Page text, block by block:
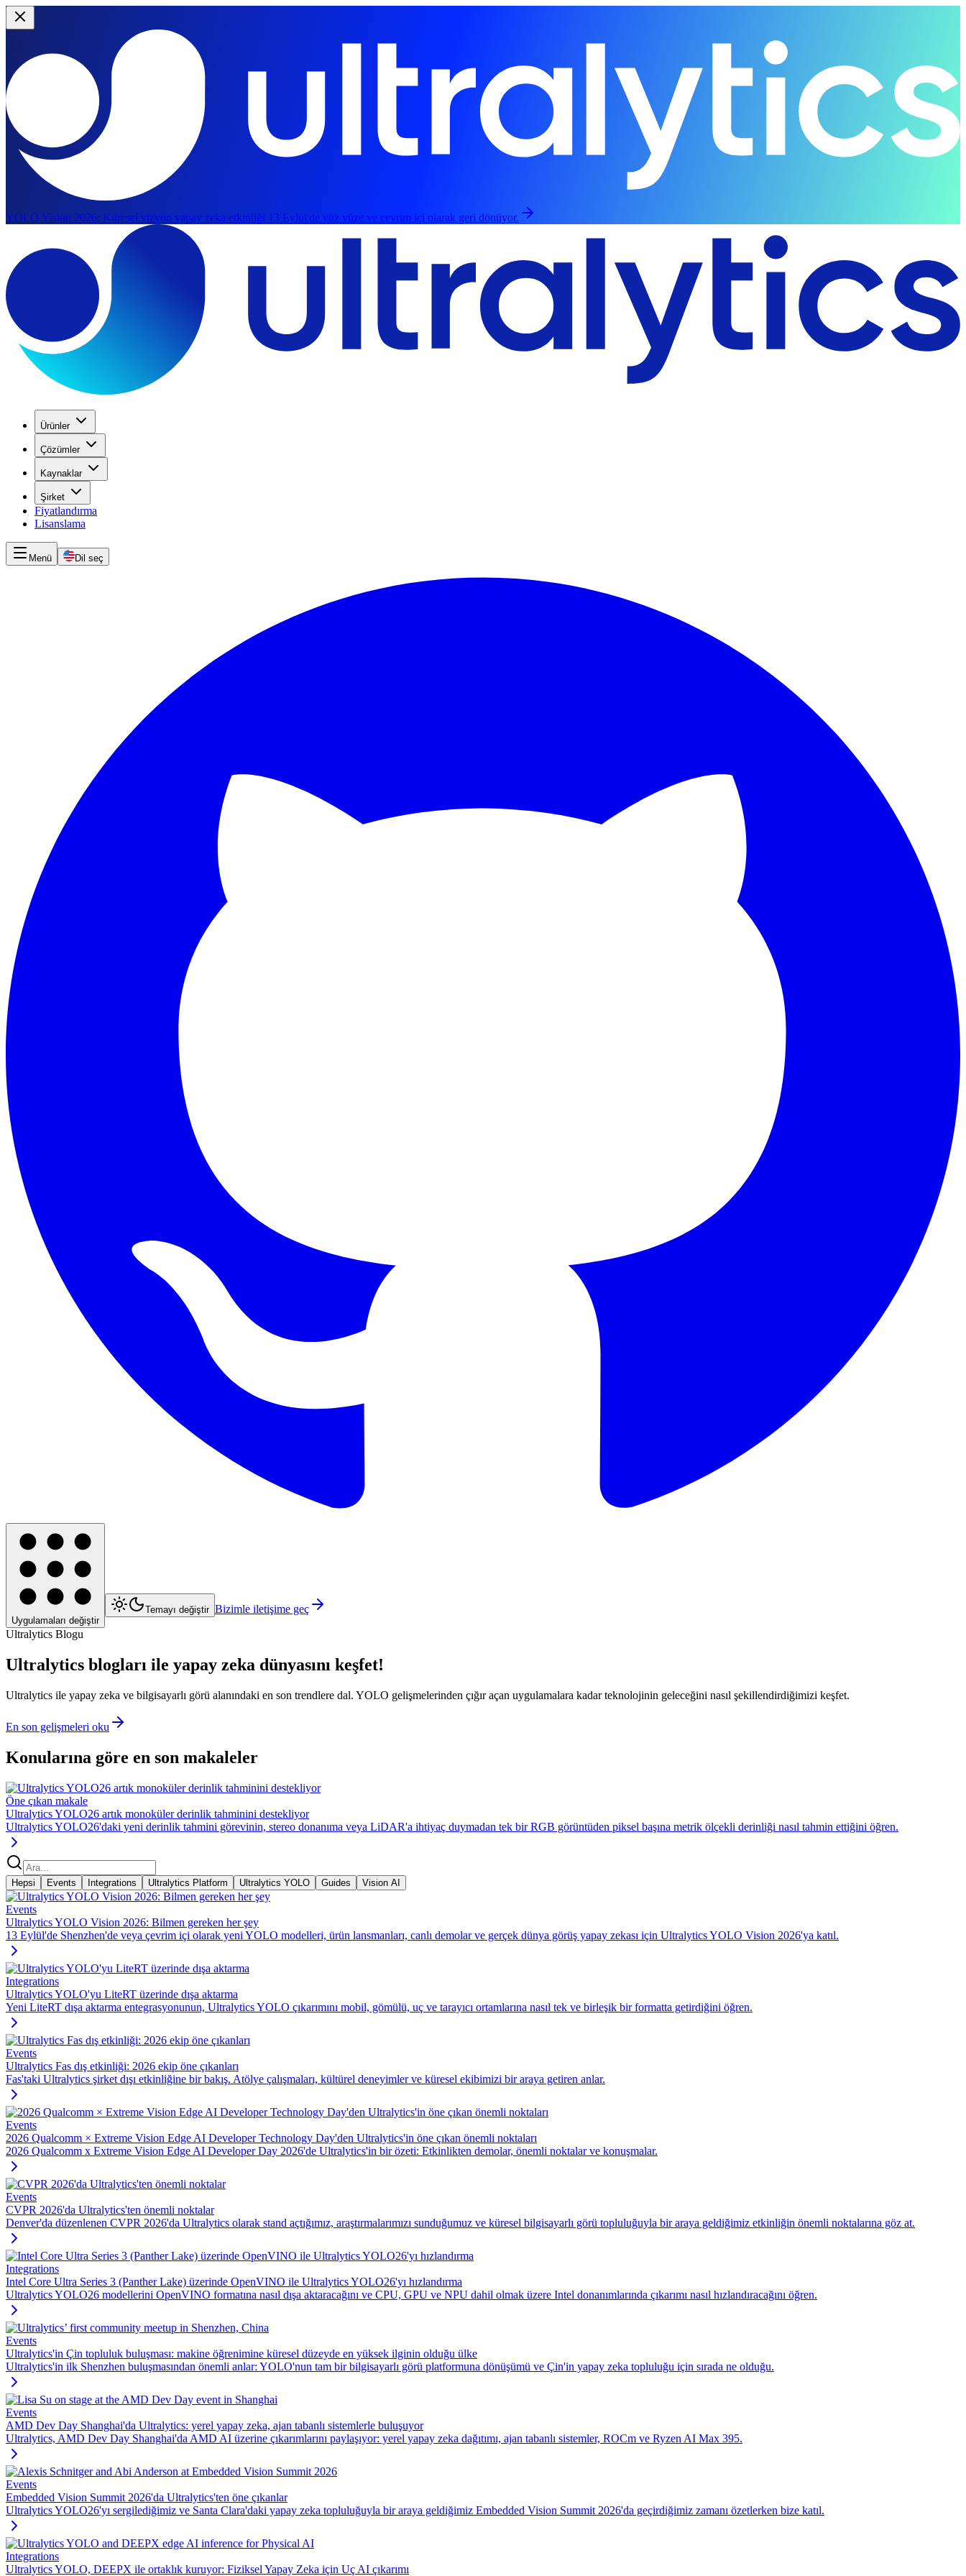
YOLO Vision 2026: Küresel vizyon yapay zeka etkinliği 13 Eylül'de yüz yüze ve çevrim içi olarak geri dönüyor.
Ürünler
Çözümler
Kaynaklar
Şirket
Fiyatlandırma
Lisanslama
Menü Dil seç
Uygulamaları değiştir
Temayı değiştir Bizimle iletişime geç
Ultralytics Blogu
Ultralytics blogları ile yapay zeka dünyasını keşfet!
Ultralytics ile yapay zeka ve bilgisayarlı görü alanındaki en son trendlere dal. YOLO gelişmelerinden çığır açan uygulamalara kadar teknolojinin geleceğini nasıl şekillendirdiğimizi keşfet.
En son gelişmeleri oku
Konularına göre en son makaleler
Öne çıkan makale
Ultralytics YOLO26 artık monoküler derinlik tahminini destekliyor
Ultralytics YOLO26'daki yeni derinlik tahmini görevinin, stereo donanıma veya LiDAR'a ihtiyaç duymadan tek bir RGB görüntüden piksel başına metrik ölçekli derinliği nasıl tahmin ettiğini öğren.
Hepsi Events Integrations Ultralytics Platform Ultralytics YOLO Guides Vision AI
Events
Ultralytics YOLO Vision 2026: Bilmen gereken her şey
13 Eylül'de Shenzhen'de veya çevrim içi olarak yeni YOLO modelleri, ürün lansmanları, canlı demolar ve gerçek dünya görüş yapay zekası için Ultralytics YOLO Vision 2026'ya katıl.
Integrations
Ultralytics YOLO'yu LiteRT üzerinde dışa aktarma
Yeni LiteRT dışa aktarma entegrasyonunun, Ultralytics YOLO çıkarımını mobil, gömülü, uç ve tarayıcı ortamlarına nasıl tek ve birleşik bir formatta getirdiğini öğren.
Events
Ultralytics Fas dış etkinliği: 2026 ekip öne çıkanları
Fas'taki Ultralytics şirket dışı etkinliğine bir bakış. Atölye çalışmaları, kültürel deneyimler ve küresel ekibimizi bir araya getiren anlar.
Events
2026 Qualcomm × Extreme Vision Edge AI Developer Technology Day'den Ultralytics'in öne çıkan önemli noktaları
2026 Qualcomm x Extreme Vision Edge AI Developer Day 2026'de Ultralytics'in bir özeti: Etkinlikten demolar, önemli noktalar ve konuşmalar.
Events
CVPR 2026'da Ultralytics'ten önemli noktalar
Denver'da düzenlenen CVPR 2026'da Ultralytics olarak stand açtığımız, araştırmalarımızı sunduğumuz ve küresel bilgisayarlı görü topluluğuyla bir araya geldiğimiz etkinliğin önemli noktalarına göz at.
Integrations
Intel Core Ultra Series 3 (Panther Lake) üzerinde OpenVINO ile Ultralytics YOLO26'yı hızlandırma
Ultralytics YOLO26 modellerini OpenVINO formatına nasıl dışa aktaracağını ve CPU, GPU ve NPU dahil olmak üzere Intel donanımlarında çıkarımı nasıl hızlandıracağını öğren.
Events
Ultralytics'in Çin topluluk buluşması: makine öğrenimine küresel düzeyde en yüksek ilginin olduğu ülke
Ultralytics'in ilk Shenzhen buluşmasından önemli anlar: YOLO'nun tam bir bilgisayarlı görü platformuna dönüşümü ve Çin'in yapay zeka topluluğu için sırada ne olduğu.
Events
AMD Dev Day Shanghai'da Ultralytics: yerel yapay zeka, ajan tabanlı sistemlerle buluşuyor
Ultralytics, AMD Dev Day Shanghai'da AMD AI üzerine çıkarımlarını paylaşıyor: yerel yapay zeka dağıtımı, ajan tabanlı sistemler, ROCm ve Ryzen AI Max 395.
Events
Embedded Vision Summit 2026'da Ultralytics'ten öne çıkanlar
Ultralytics YOLO26'yı sergilediğimiz ve Santa Clara'daki yapay zeka topluluğuyla bir araya geldiğimiz Embedded Vision Summit 2026'da geçirdiğimiz zamanı özetlerken bize katıl.
Integrations
Ultralytics YOLO, DEEPX ile ortaklık kuruyor: Fiziksel Yapay Zeka için Uç AI çıkarımı